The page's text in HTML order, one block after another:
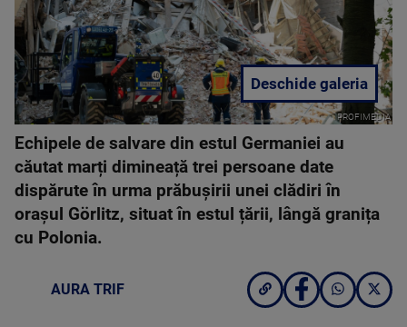
PROFIMEDIA
Deschide galeria
Echipele de salvare din estul Germaniei au
căutat marți dimineață trei persoane date
dispărute în urma prăbușirii unei clădiri în
orașul Görlitz, situat în estul țării, lângă granița
cu Polonia.
AURA TRIF